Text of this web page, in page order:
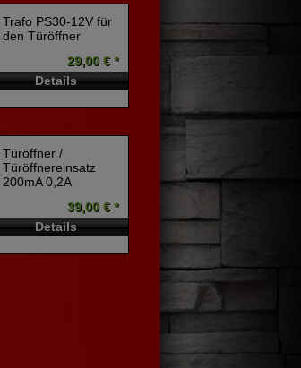
Trafo PS30-12V für
den Türöffner
29,00 € *
Details
Türöffner /
Türöffnereinsatz
200mA 0,2A
39,00 € *
Details